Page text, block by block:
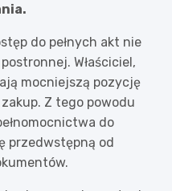
do pełnych akt nie
Właściciel,
mocniejszą pozycję
Z tego powodu
do
przedwstępną od